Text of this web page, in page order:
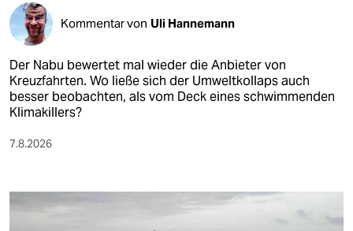
Kommentar von Uli Hannemann
Der Nabu bewertet mal wieder die Anbieter von
Kreuzfahrten. Wo ließe sich der Umweltkollaps auch
besser beobachten, als vom Deck eines schwimmenden
Klimakillers?
7.8.2026